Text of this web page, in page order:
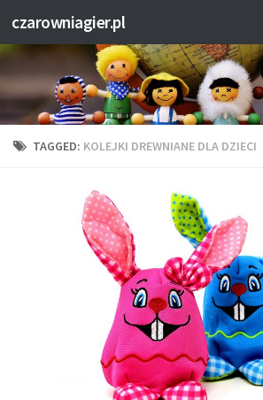
czarowniagier.pl
TAGGED: KOLEJKI DREWNIANE DLA DZIECI